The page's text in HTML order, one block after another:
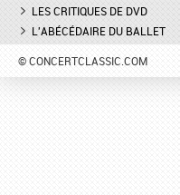
LES CRITIQUES DE DVD
L'ABÉCÉDAIRE DU BALLET
© CONCERTCLASSIC.COM